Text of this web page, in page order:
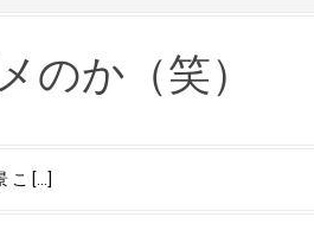
のか（笑）
こ […]